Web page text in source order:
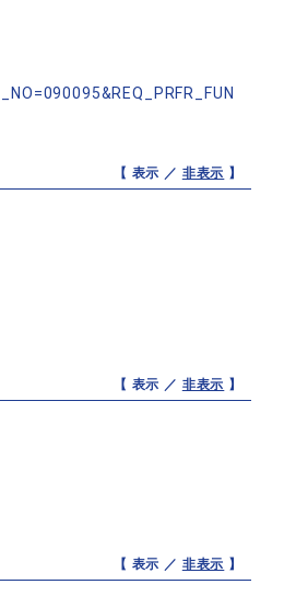
【 表示 ／ 非表示 】
【 表示 ／ 非表示 】
【 表示 ／ 非表示 】